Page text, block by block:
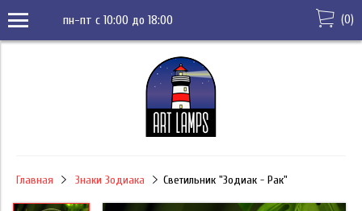
пн-пт с 10:00 до 18:00 (0)
Главная Знаки Зодиака Светильник "Зодиак - Рак"